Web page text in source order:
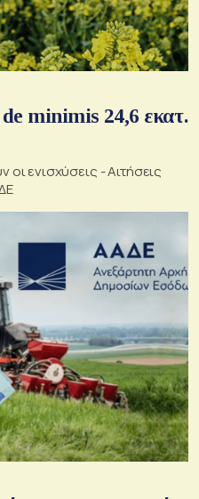
de minimis 24,6 εκατ.
ενισχύσεις - Αιτήσεις